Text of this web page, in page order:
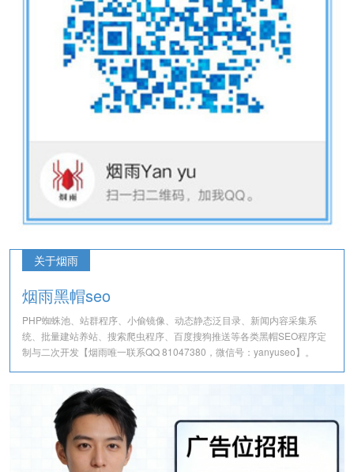
关于烟雨
烟雨黑帽seo
PHP蜘蛛池、站群程序、小偷镜像、动态静态泛目录、新闻内容采集系
统、批量建站养站、搜索爬虫程序、百度搜狗推送等各类黑帽SEO程序定
制与二次开发【烟雨唯一联系QQ 81047380，微信号：yanyuseo】。